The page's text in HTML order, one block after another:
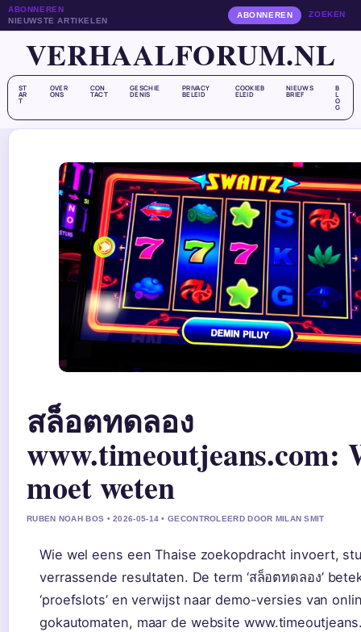
ABONNEREN
NIEUWSTE ARTIKELEN
ABONNEREN ZOEKEN
VERHAALFORUM.NL
ST
AR
T
OVER
ONS
CON
TACT
GESCHIE
DENIS
PRIVACY
BELEID
COOKIEB
ELEID
NIEUWS
BRIEF
B
L
O
G
สล็อตทดลอง
www.timeoutjeans.com:
moet weten
RUBEN NOAH BOS • 2026-05-14 • GECONTROLEERD DOOR MILAN SMIT
Wie wel eens een Thaise zoekopdracht invoert,
verrassende resultaten. De term ‘สล็อตทดลอง’
‘proefslots’ en verwijst naar demo-versies van
gokautomaten, maar de website